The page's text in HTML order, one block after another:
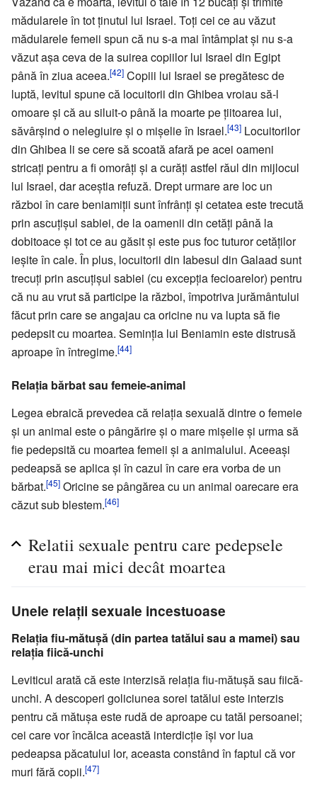
mădularele în tot ținutul lui Israel. Toți cei ce au văzut
mădularele femeii spun că nu s-a mai întâmplat și nu s-a
văzut așa ceva de la suirea copiilor lui Israel din Egipt
până în ziua aceea.[42] Copiii lui Israel se pregătesc de
luptă, levitul spune că locuitorii din Ghibea vroiau să-l
omoare și că au siluit-o până la moarte pe țiitoarea lui,
săvârșind o nelegiuire și o mișelie în Israel.[43] Locuitorilor
din Ghibea li se cere să scoată afară pe acei oameni
stricați pentru a fi omorâți și a curăți astfel răul din mijlocul
lui Israel, dar aceștia refuză. Drept urmare are loc un
război în care beniamiții sunt înfrânți și cetatea este trecută
prin ascuțișul sabiei, de la oamenii din cetăți până la
dobitoace și tot ce au găsit și este pus foc tuturor cetăților
ieșite în cale. În plus, locuitorii din Iabesul din Galaad sunt
trecuți prin ascuțișul sabiei (cu excepția fecioarelor) pentru
că nu au vrut să participe la război, împotriva jurământului
făcut prin care se angajau ca oricine nu va lupta să fie
pedepsit cu moartea. Seminția lui Beniamin este distrusă
aproape în întregime.[44]
Relația bărbat sau femeie-animal
Legea ebraică prevedea că relația sexuală dintre o femeie
și un animal este o pângărire și o mare mișelie și urma să
fie pedepsită cu moartea femeii și a animalului. Aceeași
pedeapsă se aplica și în cazul în care era vorba de un
bărbat.[45] Oricine se pângărea cu un animal oarecare era
căzut sub blestem.[46]
Relatii sexuale pentru care pedepsele
erau mai mici decât moartea
Unele relații sexuale incestuoase
Relația fiu-mătușă (din partea tatălui sau a mamei) sau
relația fiică-unchi
Leviticul arată că este interzisă relația fiu-mătușă sau fiică-
unchi. A descoperi goliciunea sorei tatălui este interzis
pentru că mătușa este rudă de aproape cu tatăl persoanei;
cei care vor încălca această interdicție își vor lua
pedeapsa păcatului lor, aceasta constând în faptul că vor
muri fără copii.[47]